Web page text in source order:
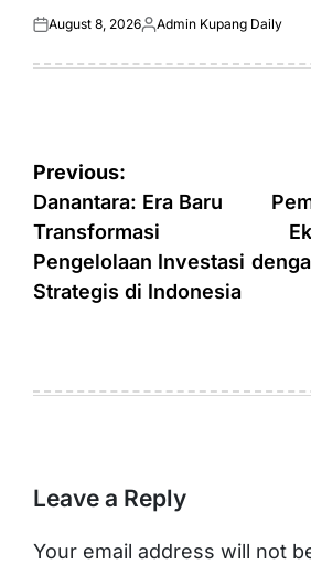
Posted
August 8, 2026Posted
Admin Kupang Daily
Post
navigation
Previous:
Danantara: Era Baru
Transformasi
Pengelolaan Investasi
Strategis di Indonesia
Leave a Reply
Your email address will not